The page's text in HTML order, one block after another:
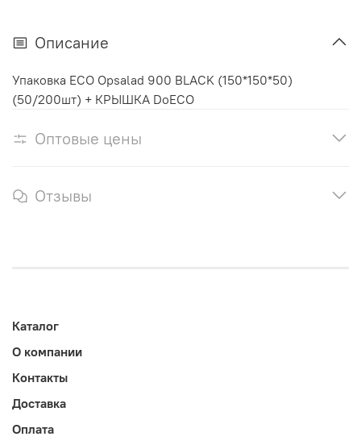
Описание
Упаковка ECO Opsalad 900 BLACK (150*150*50)
(50/200шт) + КРЫШКА DoECO
Оптовые цены
Отзывы
Каталог
О компании
Контакты
Доставка
Оплата